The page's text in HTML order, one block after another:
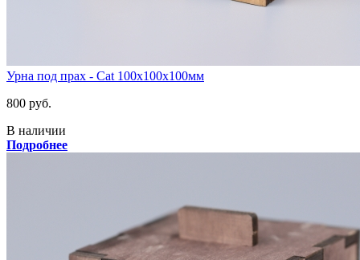
Урна под прах - Cat 100х100х100мм
800 руб.
В наличии
Подробнее